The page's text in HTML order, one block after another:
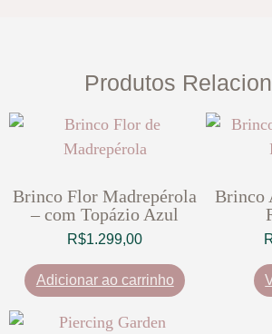
Produtos
Brinco Flor Madrepérola
– com Topázio Azul
R$1.299,00
Adicionar ao carrinho
Brinco